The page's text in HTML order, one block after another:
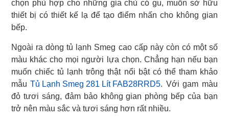
chọn phù hợp cho những gia chủ có gu, muốn sở hữu
thiết bị có thiết kế lạ để tạo điểm nhấn cho không gian
bếp.
Ngoài ra dòng tủ lạnh Smeg cao cấp này còn có một số
màu khác cho mọi người lựa chọn. Chẳng hạn nếu bạn
muốn chiếc tủ lạnh trông thật nổi bật có thể tham khảo
mẫu Tủ Lạnh Smeg 281 Lít FAB28RRD5. Với gam màu
đỏ tươi sáng, đảm bảo không gian phòng bếp của bạn
trở nên màu sắc và tươi sáng hơn rất nhiều.